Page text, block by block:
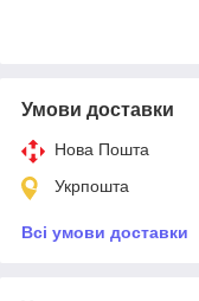
Умови доставки
Нова Пошта
Укрпошта
Всі умови доставки